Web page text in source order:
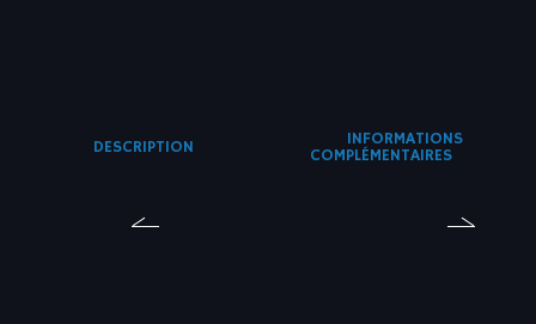
DESCRIPTION INFORMATIONS
COMPLÉMENTAIRES